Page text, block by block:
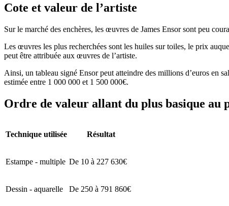
Cote et valeur de l’artiste
Sur le marché des enchères, les œuvres de James Ensor sont peu
Les œuvres les plus recherchées sont les huiles sur toiles, le prix
peut être attribuée aux œuvres de l’artiste.
Ainsi, un tableau signé Ensor peut atteindre des millions d’euros en
estimée entre 1 000 000 et 1 500 000€.
Ordre de valeur allant du plus basique au
Technique utilisée Résultat
Estampe - multiple De 10 à 227 630€
Dessin - aquarelle De 250 à 791 860€